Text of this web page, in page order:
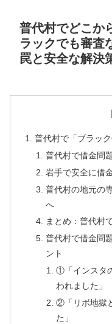
普代村でどこか
ラックでも審査
罠と安全な解決
普代村で「ブラッ
普代村で借金問
岩手で安全に借
普代村の地元の
へ
まとめ：普代村
普代村で借金問
ント
①「インスタ
われました」
②「リボ地獄
た」